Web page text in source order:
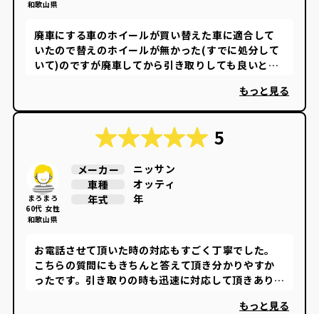
和歌山県
廃車にする車のホイールが買い替えた車に適合して
いたので替えのホイールが無かった(すでに処分して
いて)のですが廃車してから引き取りしても良いとの
もっと見る
5
まろまろ
60代 女性
和歌山県
メーカー
ニッサン
車種
オッティ
年式
年
お電話させて頂いた時の対応もすごく丁寧でした。
こちらの質問にもきちんと答えて頂き分かりやすか
ったです。引き取りの時も迅速に対応して頂きありが
もっと見る